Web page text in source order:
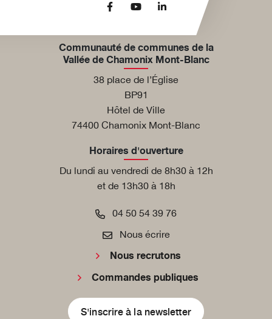
Lien vers le compte Facebook
Lien vers la chaîne Youtube
Lien vers le compte
Communauté de communes de la
Vallée de Chamonix Mont-Blanc
38 place de l’Église
BP91
Hôtel de Ville
74400 Chamonix Mont-Blanc
Horaires d'ouverture
Du lundi au vendredi de 8h30 à 12h
et de 13h30 à 18h
04 50 54 39 76
Nous écrire
Nous recrutons
Commandes publiques
S'inscrire à la newsletter